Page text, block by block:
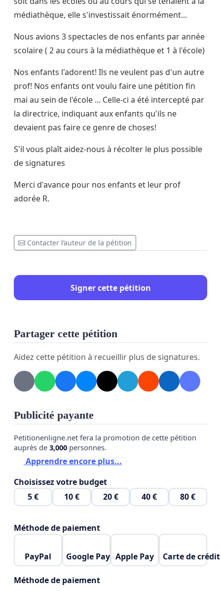
médiathèque, elle s'investissait énormément...
Nous avions 3 spectacles de nos enfants par année
scolaire ( 2 au cours à la médiathèque et 1 à l'école)
Nos enfants l'adorent! Ils ne veulent pas d'un autre
prof! Nos enfants ont voulu faire une pétition fin
mai au sein de l'école ... Celle-ci a été intercepté par
la directrice, indiquant aux enfants qu'ils ne
devaient pas faire ce genre de choses!
S'il vous plaît aidez-nous à récolter le plus possible
de signatures
Merci d'avance pour nos enfants et leur prof
adorée R.
Contacter l’auteur de la pétition
Signer cette pétition
Partager cette pétition
Aidez cette pétition à recueillir plus de signatures.
Publicité payante
Petitionenligne.net fera la promotion de cette pétition
auprès de 3,000 personnes.
Apprendre encore plus...
Choisissez votre budget
5 €
10 € 20 € 40 € 80 €
Méthode de paiement
PayPal Google Pay Apple Pay Carte de crédit
Méthode de paiement